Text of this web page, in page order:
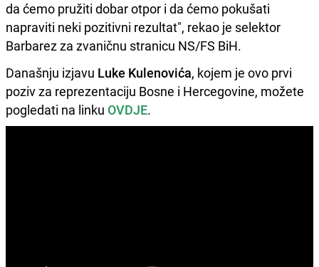
da ćemo pružiti dobar otpor i da ćemo pokušati
napraviti neki pozitivni rezultat", rekao je selektor
Barbarez za zvaničnu stranicu NS/FS BiH.
Današnju izjavu Luke Kulenovića, kojem je ovo prvi
poziv za reprezentaciju Bosne i Hercegovine, možete
pogledati na linku OVDJE.